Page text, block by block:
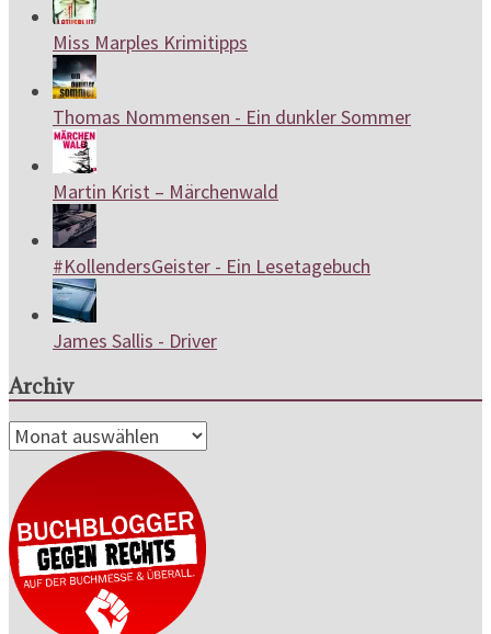
Miss Marples Krimitipps
Thomas Nommensen - Ein dunkler Sommer
Martin Krist – Märchenwald
#KollendersGeister - Ein Lesetagebuch
James Sallis - Driver
Archiv
Archiv